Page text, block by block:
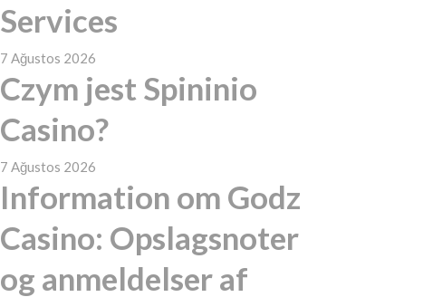
Services
7 Ağustos 2026
Czym jest Spininio
Casino?
7 Ağustos 2026
Information om Godz
Casino: Opslagsnoter
og anmeldelser af